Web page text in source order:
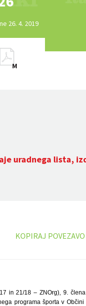
26. 4. 2019
uradnega lista,
KOPIRAJ POVEZAVO
in 21/18 – ZNOrg), 9.
programa športa v